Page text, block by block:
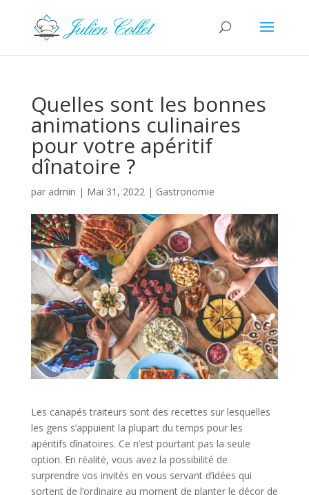
Quelles sont les bonnes
animations culinaires
pour votre apéritif
dînatoire ?
par admin | Mai 31, 2022| Gastronomie
Les canapés traiteurs sont des recettes sur lesquelles
les gens s’appuient la plupart du temps pour les
apéritifs dînatoires. Ce n’est pourtant pas la seule
option. En réalité, vous avez la possibilité de
surprendre vos invités en vous servant d’idées qui
sortent de l’ordinaire au moment de planter le décor de